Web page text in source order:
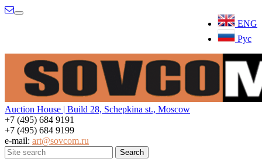
ENG
Рус
Menu
Auction House | Build 28, Schepkina st., Moscow
+7 (495) 684 9191
+7 (495) 684 9199
e-mail: art@sovcom.ru